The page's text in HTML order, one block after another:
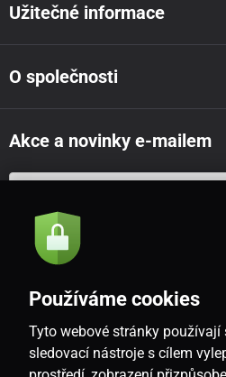
Užitečné informace
O společnosti
Akce a novinky e-mailem
Souhlasím se
CZ
Používáme cookies
Tyto webové stránky
sledovací nástroje s cílem